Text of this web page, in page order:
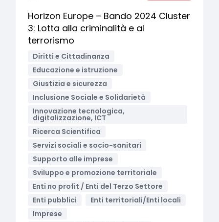
Horizon Europe – Bando 2024 Cluster
3: Lotta alla criminalità e al
terrorismo
Diritti e Cittadinanza
Educazione e istruzione
Giustizia e sicurezza
Inclusione Sociale e Solidarietà
Innovazione tecnologica,
digitalizzazione, ICT
Ricerca Scientifica
Servizi sociali e socio-sanitari
Supporto alle imprese
Sviluppo e promozione territoriale
Enti no profit / Enti del Terzo Settore
Enti pubblici
Enti territoriali/Enti locali
Imprese